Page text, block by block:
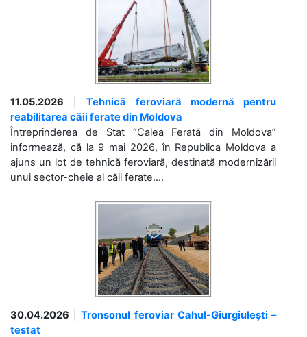
11.05.2026 |Tehnică feroviară modernă pentru
reabilitarea căii ferate din Moldova
Întreprinderea de Stat “Calea Ferată din Moldova”
informează, că la 9 mai 2026, în Republica Moldova a
ajuns un lot de tehnică feroviară, destinată modernizării
unui sector-cheie al căii ferate....
30.04.2026 |Tronsonul feroviar Cahul-Giurgiulești –
testat